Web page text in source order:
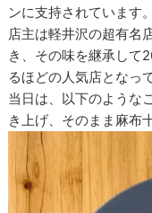
ンに支持されています。
店主は軽井沢の超有名
き、その味を継承して
るほどの人気店となっ
当日は、以下のような
き上げ、そのまま麻布